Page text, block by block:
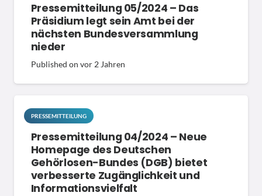
Pressemitteilung 05/2024 – Das
Präsidium legt sein Amt bei der
nächsten Bundesversammlung
nieder
Published on vor 2 Jahren
PRESSEMITTEILUNG
Pressemitteilung 04/2024 – Neue
Homepage des Deutschen
Gehörlosen-Bundes (DGB) bietet
verbesserte Zugänglichkeit und
Informationsvielfalt